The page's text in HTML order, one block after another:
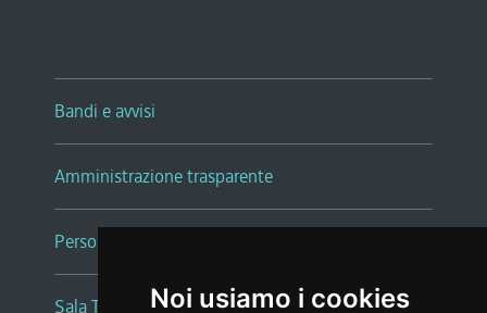
Noi usiamo i cookies
Bandi e avvisi
Amministrazione trasparente
Persone e Uffici
Sala Tiziano Tessitori